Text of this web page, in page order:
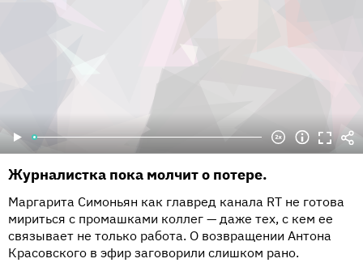
Журналистка пока молчит о потере.
Маргарита Симоньян как главред канала RT не готова
мириться с промашками коллег — даже тех, с кем ее
связывает не только работа. О возвращении Антона
Красовского в эфир заговорили слишком рано.